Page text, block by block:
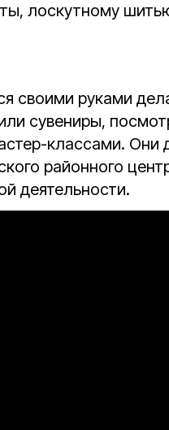
лоскутному
своими руками
сувениры,
классами.
районного
деятельности.